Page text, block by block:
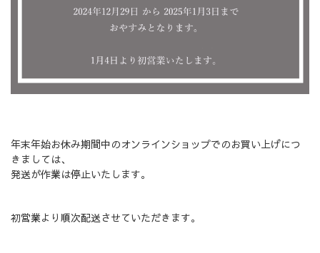
年末年始お休み期間中のオンラインショップでのお買い上げにつ
きましては、
発送が作業は停止いたします。
初営業より順次配送させていただきます。